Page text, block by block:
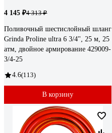
4 145 ₽4 313 ₽
Поливочный шестислойный шланг
Grinda Proline ultra 6 3/4", 25 м, 25
атм, двойное армирование 429009-
3/4-25
4.6(113)
В корзину